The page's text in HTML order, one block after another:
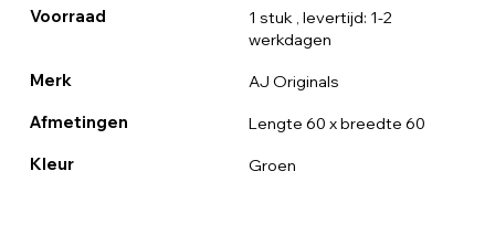
Voorraad 1 stuk , levertijd: 1-2
werkdagen
Merk AJ Originals
Afmetingen Lengte 60 x breedte 60
Kleur Groen